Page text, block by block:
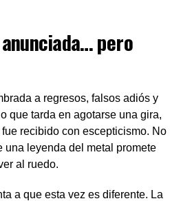
pero
a regresos, falsos adiós y
que tarda en agotarse una gira,
recibido con escepticismo. No
una leyenda del metal promete
al ruedo.
a que esta vez es diferente. La